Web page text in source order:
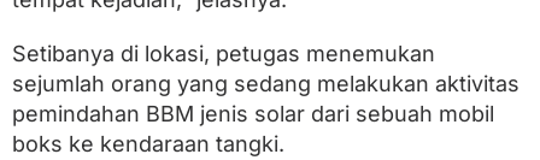
t
T
e
r
d
Setibanya di lokasi, petugas menemukan
sejumlah orang yang sedang melakukan aktivitas
pemindahan BBM jenis solar dari sebuah mobil
boks ke kendaraan tangki.